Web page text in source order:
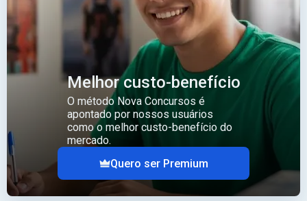
Melhor custo-benefício
O método Nova Concursos é
apontado por nossos usuários
como o melhor custo-benefício do
mercado.
Quero ser Premium